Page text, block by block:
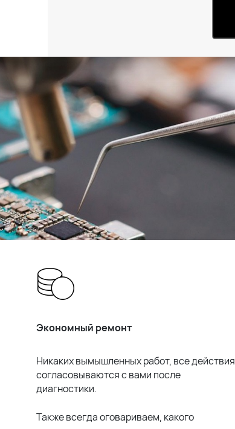
Экономный ремонт
Никаких вымышленных работ, все действия
согласовываются с вами после
диагностики.
Также всегда оговариваем, какого